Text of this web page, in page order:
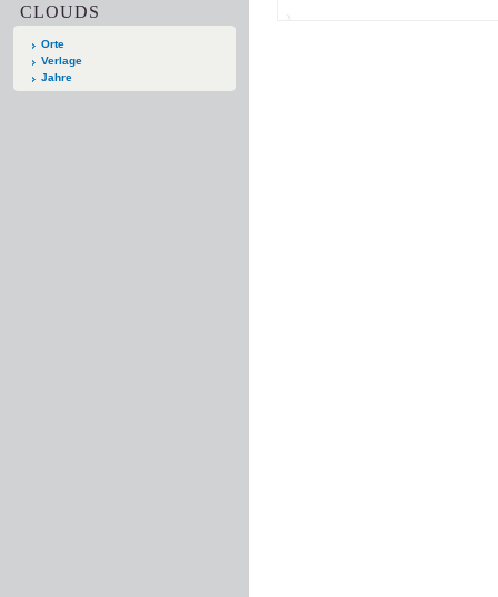
CLOUDS
Orte
Verlage
Jahre